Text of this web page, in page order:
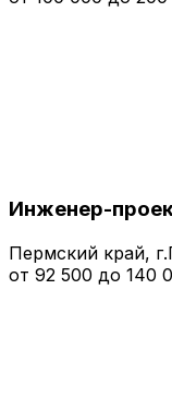
Инженер-
Пермский край,
от 92 500 до 140